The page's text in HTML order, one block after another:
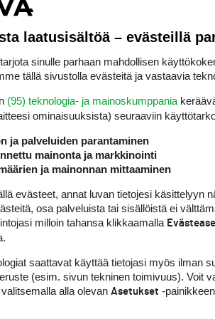
sijat 5-10 antavat niin vähän rahaa ettei
Tyryn erimielen jälkeen täsmensi että
hyvä tehdä seuraavalla reiällä ainakin
ajatuksena tai heittona, vaan ihan
maineessa, eikä ainakaan
että monimieliset (sekavat)
tätä, rupesi ennakoimaan Glarken
Tyryn vastausmurahduksen äänensävy
ja juhlakalun ääntämistä joutuvansa
laatusisältöä – evästeillä
sinulle parhaan mahdollisen
tällä sivustolla evästeitä ja vastaavia
(95) teknologia- ja mainoskumppania
ominaisuuk­sista) seuraaviin
ja palveluiden parantaminen
mainonta ja markkinointi
ja mainonnan mittaaminen
evästeet, annat luvan tietojesi käsittelyyn
osa palveluista tai sisällöistä ei
milloin tahansa klikkaamalla
saattavat käyttää tietojasi myös ilman
(esim. sivun tekninen toimivuus). Voit
alla olevan Asetukset -painikkeen.